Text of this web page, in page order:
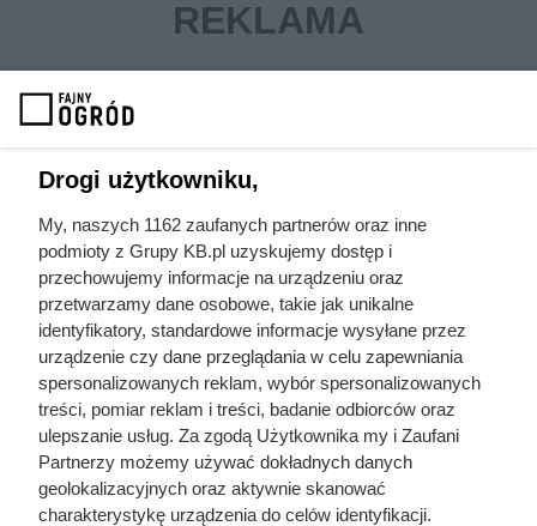
Czytaj także:
Drogi użytkowniku,
My, naszych 1162 zaufanych partnerów oraz inne
podmioty z Grupy KB.pl uzyskujemy dostęp i
przechowujemy informacje na urządzeniu oraz
przetwarzamy dane osobowe, takie jak unikalne
identyfikatory, standardowe informacje wysyłane przez
urządzenie czy dane przeglądania w celu zapewniania
spersonalizowanych reklam, wybór spersonalizowanych
treści, pomiar reklam i treści, badanie odbiorców oraz
ulepszanie usług. Za zgodą Użytkownika my i Zaufani
Partnerzy możemy używać dokładnych danych
geolokalizacyjnych oraz aktywnie skanować
charakterystykę urządzenia do celów identyfikacji.